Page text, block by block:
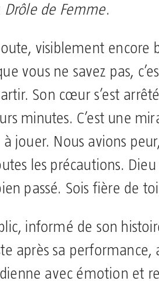
Drôle de Femme.
visiblement encore
vous ne savez pas,
Son cœur s’est
minutes. C’est une
jouer. Nous avions
les précautions.
passé. Sois fière de
informé de son
après sa performance,
avec émotion et